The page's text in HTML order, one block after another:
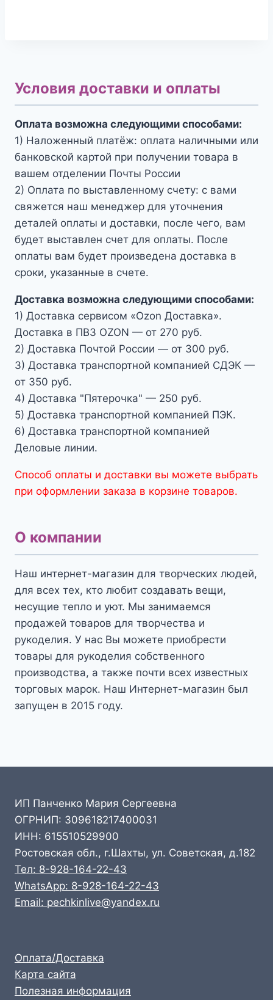
Условия доставки и оплаты
Оплата возможна следующими способами:
1) Наложенный платёж: оплата наличными или
банковской картой при получении товара в
вашем отделении Почты России
2) Оплата по выставленному счету: с вами
свяжется наш менеджер для уточнения
деталей оплаты и доставки, после чего, вам
будет выставлен счет для оплаты. После
оплаты вам будет произведена доставка в
сроки, указанные в счете.
Доставка возможна следующими способами:
1) Доставка сервисом «Ozon Доставка».
Доставка в ПВЗ OZON — от 270 руб.
2) Доставка Почтой России — от 300 руб.
3) Доставка транспортной компанией СДЭК —
от 350 руб.
4) Доставка "Пятерочка" — 250 руб.
5) Доставка транспортной компанией ПЭК.
6) Доставка транспортной компанией
Деловые линии.
Способ оплаты и доставки вы можете выбрать
при оформлении заказа в корзине товаров.
О компании
Наш интернет-магазин для творческих людей,
для всех тех, кто любит создавать вещи,
несущие тепло и уют. Мы занимаемся
продажей товаров для творчества и
рукоделия. У нас Вы можете приобрести
товары для рукоделия собственного
производства, а также почти всех известных
торговых марок. Наш Интернет-магазин был
запущен в 2015 году.
ИП Панченко Мария Сергеевна
ОГРНИП: 309618217400031
ИНН: 615510529900
Ростовская обл., г.Шахты, ул. Советская, д.182
Тел: 8-928-164-22-43
WhatsApp: 8-928-164-22-43
Email: pechkinlive@yandex.ru
Оплата/Доставка
Карта сайта
Полезная информация